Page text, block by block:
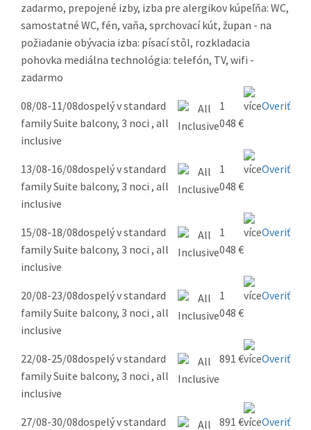
zadarmo, prepojené izby, izba pre alergikov kúpeľňa: WC,
samostatné WC, fén, vaňa, sprchovací kút, župan - na
požiadanie obývacia izba: písací stôl, rozkladacia
pohovka mediálna technológia: telefón, TV, wifi -
zadarmo
08/08-11/08dospelý v standard
family Suite balcony, 3 noci , all
inclusive
1
048 €
Overiť
13/08-16/08dospelý v standard
family Suite balcony, 3 noci , all
inclusive
1
048 €
Overiť
15/08-18/08dospelý v standard
family Suite balcony, 3 noci , all
inclusive
1
048 €
Overiť
20/08-23/08dospelý v standard
family Suite balcony, 3 noci , all
inclusive
1
048 €
Overiť
22/08-25/08dospelý v standard
family Suite balcony, 3 noci , all
inclusive
891 € Overiť
27/08-30/08dospelý v standard
891 € Overiť